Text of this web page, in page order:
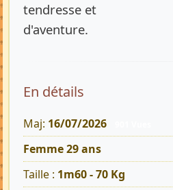
tendresse et
d'aventure.
En détails
Maj: 16/07/2026
Femme 29 ans
Taille : 1m60 - 70 Kg